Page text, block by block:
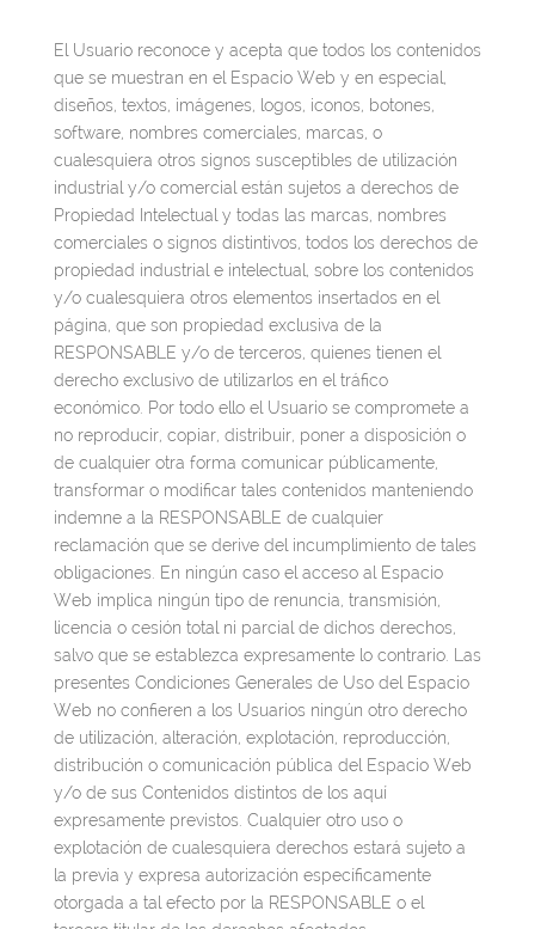
El Usuario reconoce y acepta que todos los contenidos
que se muestran en el Espacio Web y en especial,
diseños, textos, imágenes, logos, iconos, botones,
software, nombres comerciales, marcas, o
cualesquiera otros signos susceptibles de utilización
industrial y/o comercial están sujetos a derechos de
Propiedad Intelectual y todas las marcas, nombres
comerciales o signos distintivos, todos los derechos de
propiedad industrial e intelectual, sobre los contenidos
y/o cualesquiera otros elementos insertados en el
página, que son propiedad exclusiva de la
RESPONSABLE y/o de terceros, quienes tienen el
derecho exclusivo de utilizarlos en el tráfico
económico. Por todo ello el Usuario se compromete a
no reproducir, copiar, distribuir, poner a disposición o
de cualquier otra forma comunicar públicamente,
transformar o modificar tales contenidos manteniendo
indemne a la RESPONSABLE de cualquier
reclamación que se derive del incumplimiento de tales
obligaciones. En ningún caso el acceso al Espacio
Web implica ningún tipo de renuncia, transmisión,
licencia o cesión total ni parcial de dichos derechos,
salvo que se establezca expresamente lo contrario. Las
presentes Condiciones Generales de Uso del Espacio
Web no confieren a los Usuarios ningún otro derecho
de utilización, alteración, explotación, reproducción,
distribución o comunicación pública del Espacio Web
y/o de sus Contenidos distintos de los aquí
expresamente previstos. Cualquier otro uso o
explotación de cualesquiera derechos estará sujeto a
la previa y expresa autorización específicamente
otorgada a tal efecto por la RESPONSABLE o el